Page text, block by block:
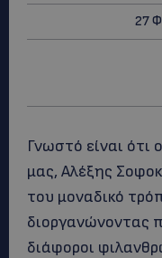
27
Γνωστό είναι
μας, Αλέξης
του μοναδικό
διοργανώνοντας
διάφοροι